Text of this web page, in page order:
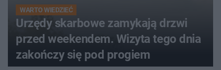
WARTO WIEDZIEĆ
Urzędy skarbowe zamykają drzwi
przed weekendem. Wizyta tego dnia
zakończy się pod progiem